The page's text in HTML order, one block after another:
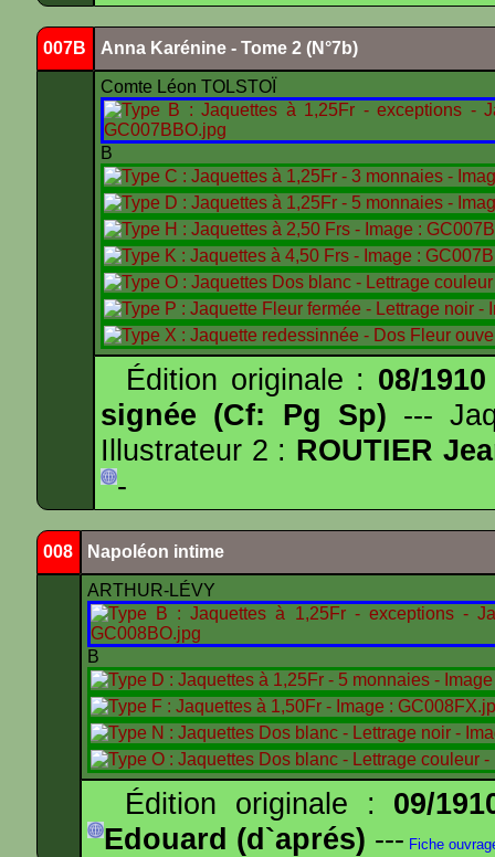
007B Anna Karénine - Tome 2 (N°7b)
Comte Léon TOLSTOÏ
B
Édition originale : 08/1910
signée (Cf: Pg Sp) ---
Illustrateur 2 : ROUTIER
-
008 Napoléon intime
ARTHUR-LÉVY
B
Édition originale : 09/
Edouard (d`aprés) --- Fiche